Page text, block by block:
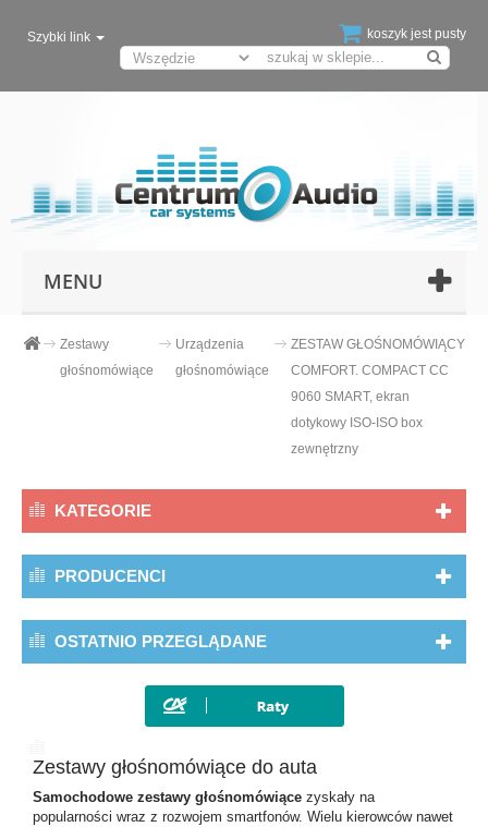
koszyk jest pusty
Szybki link
MENU
Zestawy
głośnomówiące
Urządzenia
głośnomówiące
ZESTAW GŁOŚNOMÓWIĄCY
COMFORT. COMPACT CC
9060 SMART, ekran
dotykowy ISO-ISO box
zewnętrzny
KATEGORIE
PRODUCENCI
OSTATNIO PRZEGLĄDANE
Zestawy głośnomówiące do auta
Samochodowe zestawy głośnomówiące zyskały na
popularności wraz z rozwojem smartfonów. Wielu kierowców nawet